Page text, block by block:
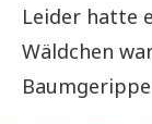
Leider hatte
Wäldchen